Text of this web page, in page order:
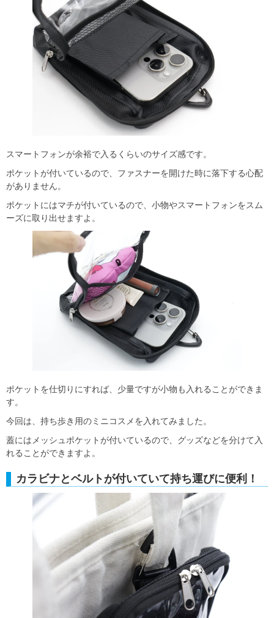
スマートフォンが余裕で入るくらいのサイズ感です。
ポケットが付いているので、ファスナーを開けた時に落下する心配
がありません。
ポケットにはマチが付いているので、小物やスマートフォンをスム
ーズに取り出せますよ。
ポケットを仕切りにすれば、少量ですが小物も入れることができま
す。
今回は、持ち歩き用のミニコスメを入れてみました。
蓋にはメッシュポケットが付いているので、グッズなどを分けて入
れることができますよ。
カラビナとベルトが付いていて持ち運びに便利！